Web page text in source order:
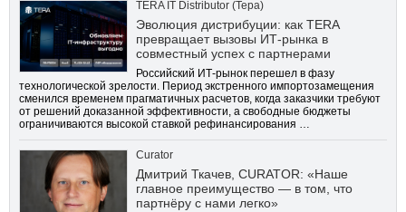
TERA IT Distributor (Тера)
Эволюция дистрибуции: как TERA
превращает вызовы ИТ-рынка в
совместный успех с партнерами
Российский ИТ-рынок перешел в фазу
технологической зрелости. Период экстренного импортозамещения
сменился временем прагматичных расчетов, когда заказчики требуют
от решений доказанной эффективности, а свободные бюджеты
ограничиваются высокой ставкой рефинансирования …
Curator
Дмитрий Ткачев, CURATOR: «Наше
главное преимущество — в том, что
партнёру с нами легко»